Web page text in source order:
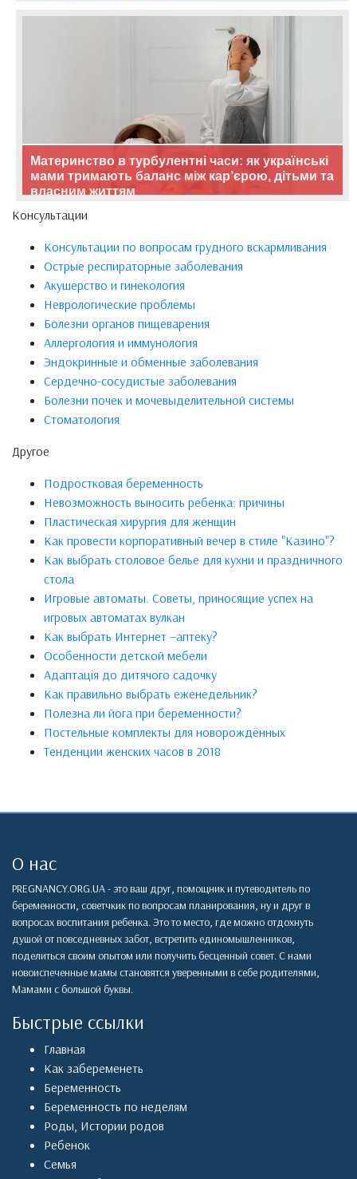
Материнство в турбулентні часи: як українські
мами тримають баланс між кар’єрою, дітьми та
власним життям
Консультации
Консультации по вопросам грудного вскармливания
Острые респираторные заболевания
Акушерство и гинекология
Неврологические проблемы
Болезни органов пищеварения
Аллергология и иммунология
Эндокринные и обменные заболевания
Сердечно-сосудистые заболевания
Болезни почек и мочевыделительной системы
Стоматология
Другое
Подростковая беременность
Невозможность выносить ребенка: причины
Пластическая хирургия для женщин
Как провести корпоративный вечер в стиле "Казино"?
Как выбрать столовое белье для кухни и праздничного
стола
Игровые автоматы. Советы, приносящие успех на
игровых автоматах вулкан
Как выбрать Интернет –аптеку?
Особенности детской мебели
Адаптація до дитячого садочку
Как правильно выбрать еженедельник?
Полезна ли йога при беременности?
Постельные комплекты для новорождённых
Тенденции женских часов в 2018
О нас
PREGNANCY.ORG.UA - это ваш друг, помощник и путеводитель по
беременности, советчкик по вопросам планирования, ну и друг в
вопросах воспитания ребенка. Это то место, где можно отдохнуть
душой от повседневных забот, встретить единомышленников,
поделиться своим опытом или получить бесценный совет. С нами
новоиспеченные мамы становятся уверенными в себе родителями,
Мамами с большой буквы.
Быстрые ссылки
Главная
Как забеременеть
Беременность
Беременность по неделям
Роды, Истории родов
Ребенок
Семья